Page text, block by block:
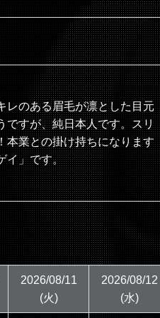
レのある眉毛が凛とした目元
ですが、純日本人です。スリ
本業との掛け持ちになります
イ」です。
2026/08/11
(火)
2026/08/12
(水)